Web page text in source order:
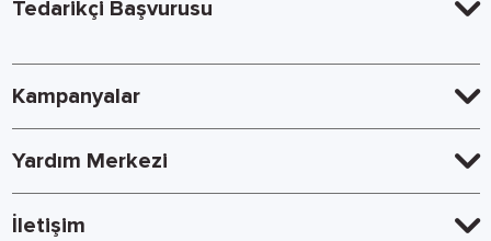
Tedarikçi Başvurusu
Kampanyalar
Yardım Merkezi
İletişim